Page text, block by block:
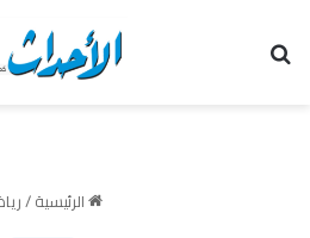
الرئيسية/